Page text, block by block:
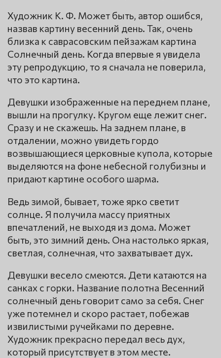
Художник К. Ф. Может быть, автор ошибся,
назвав картину весенний день. Так, очень
близка к саврасовским пейзажам картина
Солнечный день. Когда впервые я увидела
эту репродукцию, то я сначала не поверила,
что это картина.
Девушки изображенные на переднем плане,
вышли на прогулку. Кругом еще лежит снег.
Сразу и не скажешь. На заднем плане, в
отдалении, можно увидеть гордо
возвышающиеся церковные купола, которые
выделяются на фоне небесной голубизны и
придают картине особого шарма.
Ведь зимой, бывает, тоже ярко светит
солнце. Я получила массу приятных
впечатлений, не выходя из дома. Может
быть, это зимний день. Она настолько яркая,
светлая, солнечная, что захватывает дух.
Девушки весело смеются. Дети катаются на
санках с горки. Название полотна Весенний
солнечный день говорит само за себя. Снег
уже потемнел и скоро растает, побежав
извилистыми ручейками по деревне.
Художник прекрасно передал весь дух,
который присутствует в этом месте.